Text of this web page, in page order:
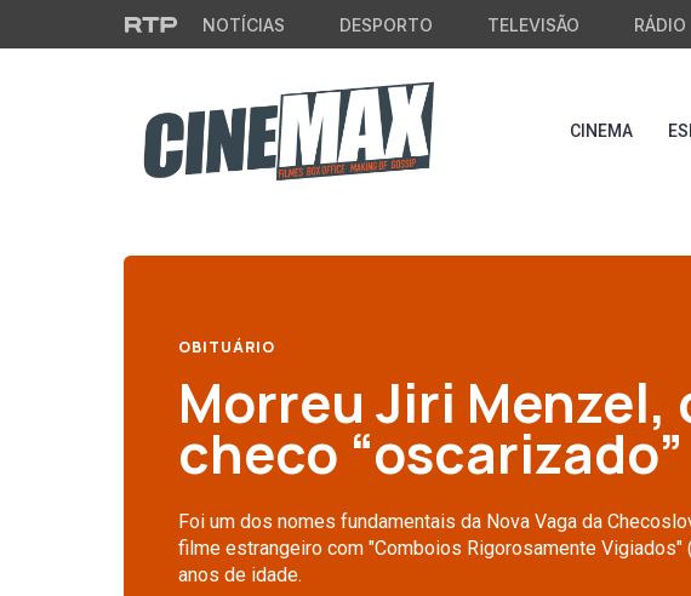
Saltar para o conteúdo principal
NOTÍCIAS DESPORTO TELEVISÃO RÁDIO
CINEMA
OBITUÁRIO
Morreu Jiri
checo “oscarizado”
Foi um dos nomes fundamentais da Nova Vaga da
filme estrangeiro com "Comboios Rigorosamente
anos de idade.